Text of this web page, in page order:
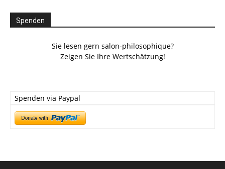
Spenden
Sie lesen gern salon-philosophique?
Zeigen Sie Ihre Wertschätzung!
Spenden via Paypal